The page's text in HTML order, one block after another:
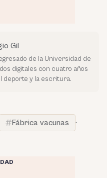
Gil
de la Universidad de
digitales con cuatro años
deporte y la escritura.
Fábrica vacunas
·